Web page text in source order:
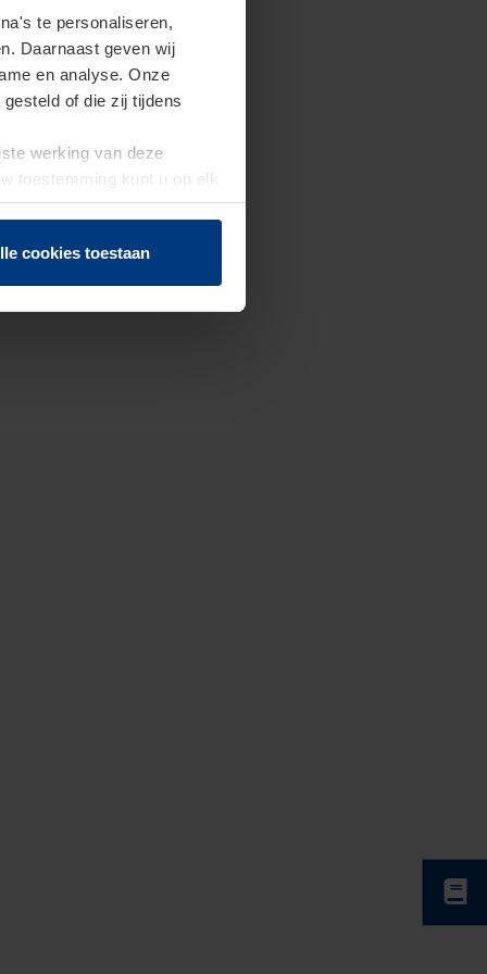
te personaliseren,
Daarnaast geven wij
en analyse. Onze
of die zij tijdens
werking van deze
toestemming kunt u op elk
herroepen.
cookies toestaan